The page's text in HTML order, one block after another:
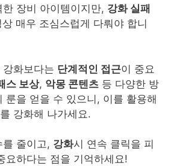
장비 아이템이지만, 강화 실패
매우 조심스럽게 다뤄야 합니
화보다는 단계적인 접근이 중요
스 보상, 악몽 콘텐츠 등 다양한 방
룬을 얻을 수 있으니, 이를 활용해
강화해 나가세요.
줄이고, 강화시 연속 클릭을 피
요하다는 점을 기억하세요!